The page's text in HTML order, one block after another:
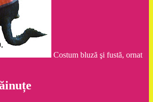
Costum bluză şi fustă, ornat